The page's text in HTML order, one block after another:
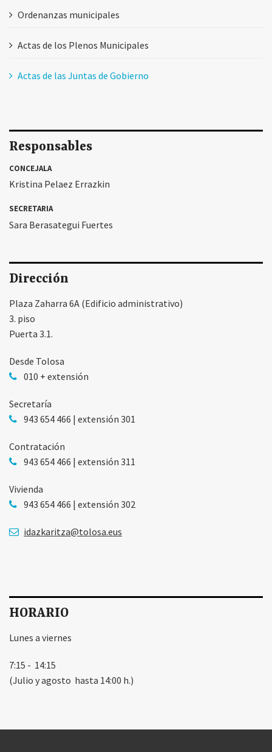
Ordenanzas municipales
Actas de los Plenos Municipales
Actas de las Juntas de Gobierno
Responsables
CONCEJALA
Kristina Pelaez Errazkin
SECRETARIA
Sara Berasategui Fuertes
Dirección
Plaza Zaharra 6A (Edificio administrativo)
3. piso
Puerta 3.1.
Desde Tolosa
010 + extensión
Secretaría
943 654 466 | extensión 301
Contratación
943 654 466 | extensión 311
Vivienda
943 654 466 | extensión 302
idazkaritza@tolosa.eus
HORARIO
Lunes a viernes
7:15 - 14:15
(Julio y agosto hasta 14:00 h.)